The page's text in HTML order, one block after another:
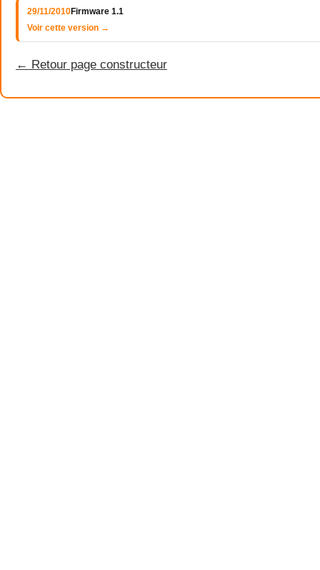
29/11/2010Firmware 1.1
Voir cette version →
← Retour page constructeur